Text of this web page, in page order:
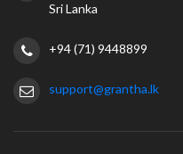
Sri Lanka
+94 (71) 9448899
support@grantha.lk